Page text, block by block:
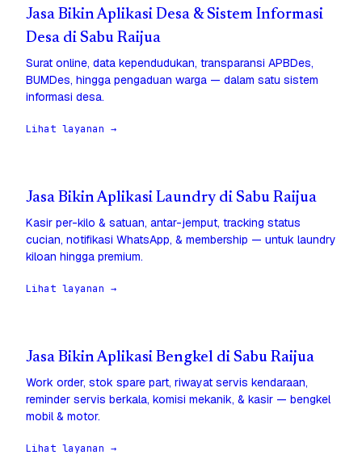
Jasa Bikin Aplikasi Desa & Sistem Informasi
Desa di Sabu Raijua
Surat online, data kependudukan, transparansi APBDes,
BUMDes, hingga pengaduan warga — dalam satu sistem
informasi desa.
Lihat layanan →
Jasa Bikin Aplikasi Laundry di Sabu Raijua
Kasir per-kilo & satuan, antar-jemput, tracking status
cucian, notifikasi WhatsApp, & membership — untuk laundry
kiloan hingga premium.
Lihat layanan →
Jasa Bikin Aplikasi Bengkel di Sabu Raijua
Work order, stok spare part, riwayat servis kendaraan,
reminder servis berkala, komisi mekanik, & kasir — bengkel
mobil & motor.
Lihat layanan →